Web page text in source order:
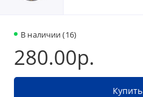
В наличии (16)
280.00р.
Купить